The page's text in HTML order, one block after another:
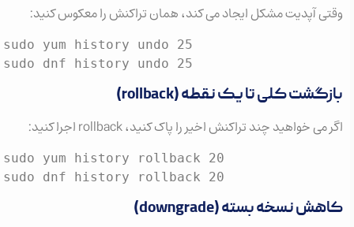
وقتی آپدیت مشکل ایجاد می کند، همان تراکنش را معکوس کنید:
sudo yum history undo 25
sudo dnf history undo 25
بازگشت کلی تا یک نقطه (rollback)
اگر می خواهید چند تراکنش اخیر را پاک کنید، rollback اجرا کنید:
sudo yum history rollback 20
sudo dnf history rollback 20
کاهش نسخه بسته (downgrade)